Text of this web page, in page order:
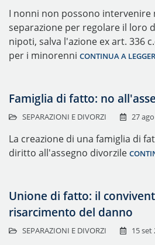
I nonni non possono intervenire
separazione per regolare il loro
nipoti, salva l'azione ex art. 336
per i minorenni CONTINUA A
Famiglia di fatto: no
SEPARAZIONI E DIVORZI 27
La creazione di una famiglia di
diritto all'assegno divorzile
Unione di fatto: il
risarcimento del danno
SEPARAZIONI E DIVORZI 15 set